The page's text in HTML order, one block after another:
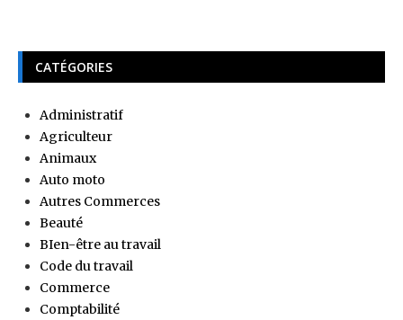
CATÉGORIES
Administratif
Agriculteur
Animaux
Auto moto
Autres Commerces
Beauté
BIen-être au travail
Code du travail
Commerce
Comptabilité